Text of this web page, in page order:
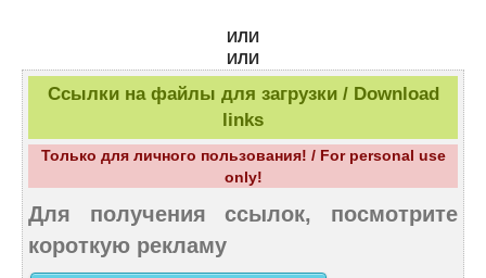
ИЛИ
ИЛИ
Ссылки на файлы для загрузки / Download
links
Только для личного пользования! / For personal use
only!
Для получения ссылок, посмотрите
короткую рекламу